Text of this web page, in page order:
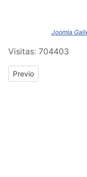
Joomla
Visitas: 704403
Previous article:
Previo